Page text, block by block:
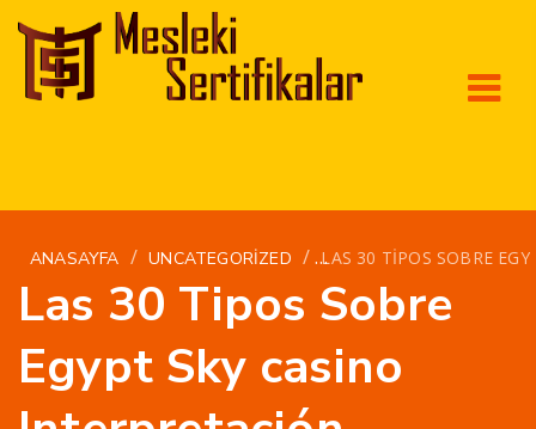
ANASAYFA / UNCATEGORIZED / LAS 30 TIPOS SOBRE
Las 30 Tipos Sobre
Egypt Sky casino